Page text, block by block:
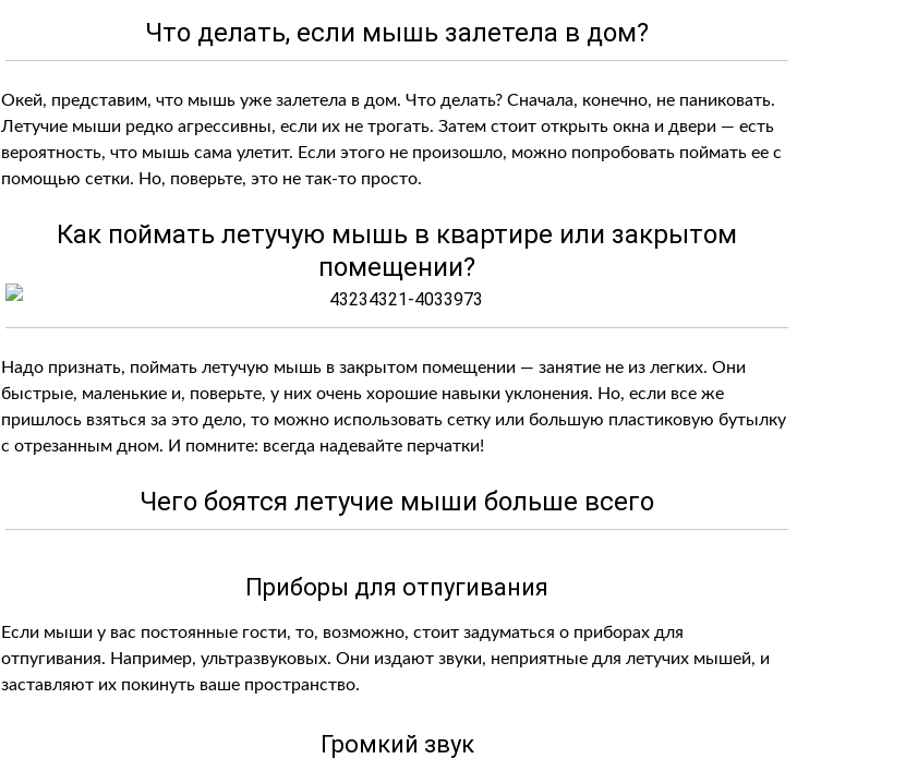
Что делать, если мышь залетела в дом?
Окей, представим, что мышь уже залетела в дом. Что делать? Сначала, конечно, не паниковать.
Летучие мыши редко агрессивны, если их не трогать. Затем стоит открыть окна и двери — есть
вероятность, что мышь сама улетит. Если этого не произошло, можно попробовать поймать ее с
помощью сетки. Но, поверьте, это не так-то просто.
Как поймать летучую мышь в квартире или закрытом
помещении?
Надо признать, поймать летучую мышь в закрытом помещении — занятие не из легких. Они
быстрые, маленькие и, поверьте, у них очень хорошие навыки уклонения. Но, если все же
пришлось взяться за это дело, то можно использовать сетку или большую пластиковую бутылку
с отрезанным дном. И помните: всегда надевайте перчатки!
Чего боятся летучие мыши больше всего
Приборы для отпугивания
Если мыши у вас постоянные гости, то, возможно, стоит задуматься о приборах для
отпугивания. Например, ультразвуковых. Они издают звуки, неприятные для летучих мышей, и
заставляют их покинуть ваше пространство.
Громкий звук